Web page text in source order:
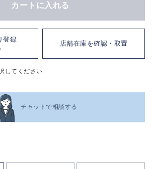
カートに入れる
登録
店舗在庫を確認・取置
してください
チャットで相談する